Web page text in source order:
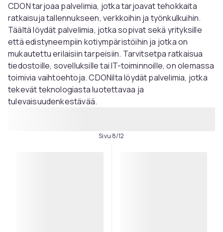
CDON tarjoaa palvelimia, jotka tarjoavat tehokkaita
ratkaisuja tallennukseen, verkkoihin ja työnkulkuihin.
Täältä löydät palvelimia, jotka sopivat sekä yrityksille
että edistyneempiin kotiympäristöihin ja jotka on
mukautettu erilaisiin tarpeisiin. Tarvitsetpa ratkaisua
tiedostoille, sovelluksille tai IT-toiminnoille, on olemassa
toimivia vaihtoehtoja. CDONilta löydät palvelimia, jotka
tekevät teknologiasta luotettavaa ja
tulevaisuudenkestävää.
Sivu 8/12